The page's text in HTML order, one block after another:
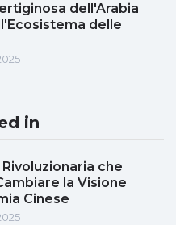
dell'Arabia
delle
in
che
la Visione
Cinese